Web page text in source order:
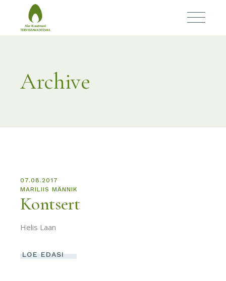
Archive
07.08.2017
MARILIIS MÄNNIK
Kontsert
Helis Laan
LOE EDASI